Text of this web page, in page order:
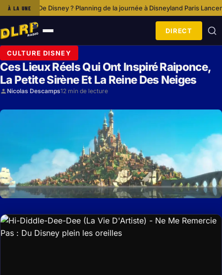
À LA UNE
? Planning de la journée à Disneyland Paris·Lancement De Disney+
Ouvrir
le
menu
DIRECT
CULTURE DISNEY
Ces Lieux Réels Qui Ont Inspiré Raiponce,
La Petite Sirène Et La Reine Des Neiges
Nicolas Descamps12 min de lecture